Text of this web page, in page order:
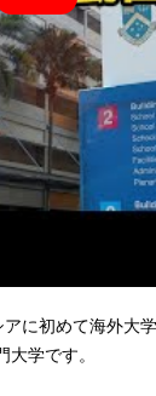
に初めて海外大
学です。